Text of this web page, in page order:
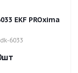
EKF PROxima
6033